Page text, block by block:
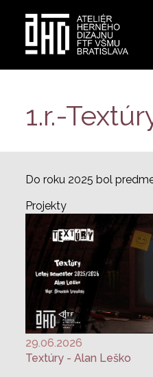
Skočiť
obsah1.r.-
Do roku 2025 bol
Projekty
29.06.2026
Textúry - Alan Leško